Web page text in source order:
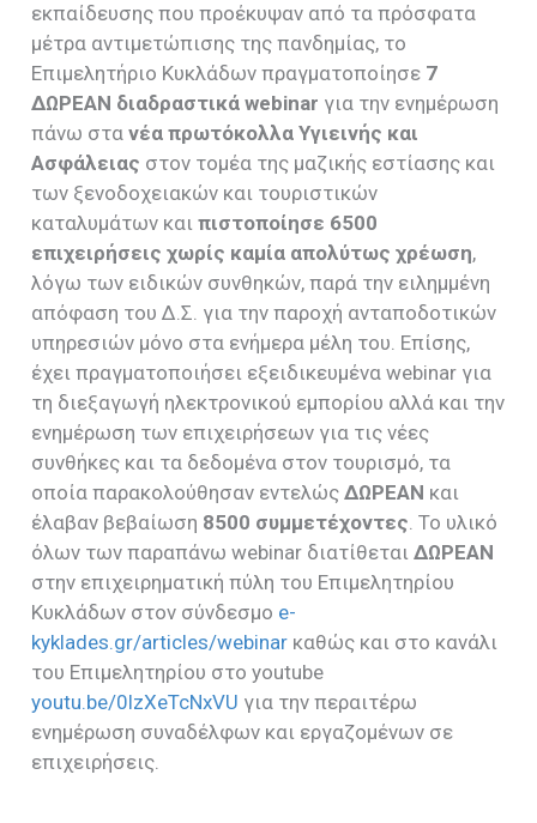
εκπαίδευσης που προέκυψαν από τα πρόσφατα
μέτρα αντιμετώπισης της πανδημίας, το
Επιμελητήριο Κυκλάδων πραγματοποίησε 7
ΔΩΡΕΑΝ διαδραστικάwebinar για την ενημέρωση
πάνω στανέα πρωτόκολλα Υγιεινής και
Ασφάλειας στον τομέα της μαζικής εστίασης και
των ξενοδοχειακών και τουριστικών
καταλυμάτων καιπιστοποίησε 6500
επιχειρήσεις χωρίς καμία απολύτως χρέωση,
λόγω των ειδικών συνθηκών, παρά την ειλημμένη
απόφαση του Δ.Σ. για την παροχή ανταποδοτικών
υπηρεσιών μόνο στα ενήμερα μέλη του. Επίσης,
έχει πραγματοποιήσει εξειδικευμένα webinar για
τη διεξαγωγή ηλεκτρονικού εμπορίου αλλά και την
ενημέρωση των επιχειρήσεων για τις νέες
συνθήκες και τα δεδομένα στον τουρισμό, τα
οποία παρακολούθησαν εντελώςΔΩΡΕΑΝ και
έλαβαν βεβαίωση 8500 συμμετέχοντες. Το υλικό
όλων των παραπάνω webinar διατίθεταιΔΩΡΕΑΝ
στην επιχειρηματική πύλη του Επιμελητηρίου
Κυκλάδων στον σύνδεσμο e-
kyklades.gr/articles/webinar καθώς και στο κανάλι
του Επιμελητηρίου στο youtube
youtu.be/0lzXeTcNxVU για την περαιτέρω
ενημέρωση συναδέλφων και εργαζομένων σε
επιχειρήσεις.